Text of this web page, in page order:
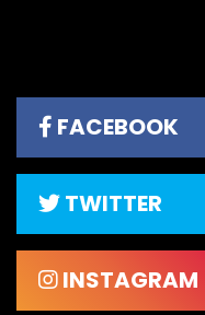
FACEBOOK
TWITTER
INSTAGRAM